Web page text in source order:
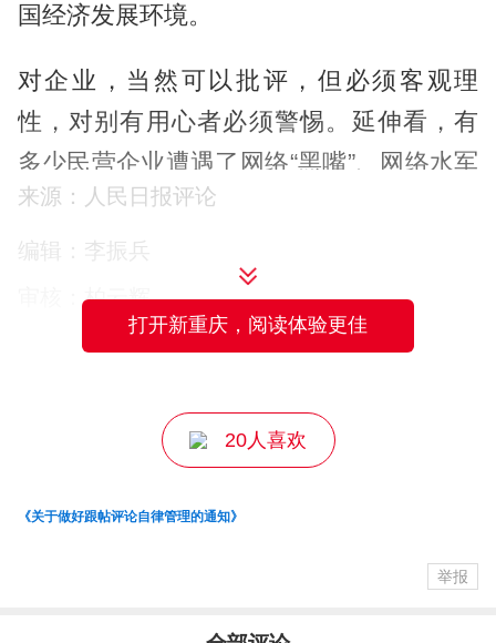
国经济发展环境。
对企业，当然可以批评，但必须客观理
性，对别有用心者必须警惕。延伸看，有
多少民营企业遭遇了网络“黑嘴”、网络水军
的造谣抹黑？有多少大V、小号、“自媒
体”裹挟民意、游走在红线的边缘？有多少
平台刻意制造热点、借热点挑起群体极端
对立情绪？西贝事件早已超出口水战，罗
都有要汲取教训的地方，“营造清朗的网络
空间”绝不是一个虚设的命题，而是各方必
则，谁终将受到严厉惩罚。
中国经济向好向优，彰显发展大势、韧性
来源：人民日报评论
编辑：李振兵
审核：柏云辉
主编：马京川
打开新重庆，阅读体验更佳
20人喜欢
《关于做好跟帖评论自律管理的通知》
举报